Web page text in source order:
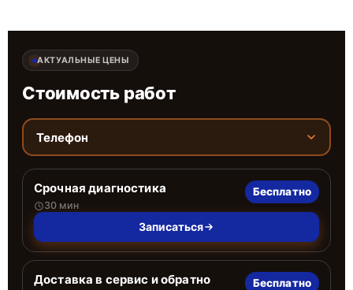
АКТУАЛЬНЫЕ ЦЕНЫ
Стоимость работ
Телефон
Срочная диагностика
30 мин
Бесплатно
Записаться
Доставка в сервис и обратно Бесплатно